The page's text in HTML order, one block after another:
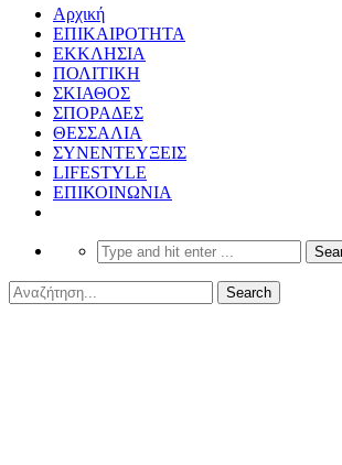
Αρχική
ΕΠΙΚΑΙΡΟΤΗΤΑ
ΕΚΚΛΗΣΙΑ
ΠΟΛΙΤΙΚΗ
ΣΚΙΑΘΟΣ
ΣΠΟΡΑΔΕΣ
ΘΕΣΣΑΛΙΑ
ΣΥΝΕΝΤΕΥΞΕΙΣ
LIFESTYLE
ΕΠΙΚΟΙΝΩΝΙΑ